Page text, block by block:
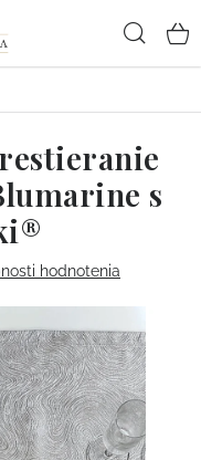
s
hodnotenia